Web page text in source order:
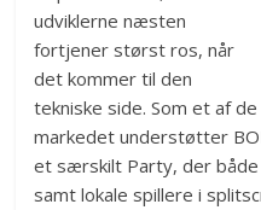
udviklerne næsten
fortjener størst ros, når
det kommer til den
tekniske side. Som et af
markedet understøtter
et særskilt Party, der
samt lokale spillere i